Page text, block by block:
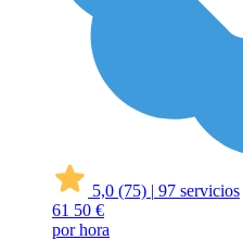
5,0 (75) | 97 servicios
61 50 €
por hora